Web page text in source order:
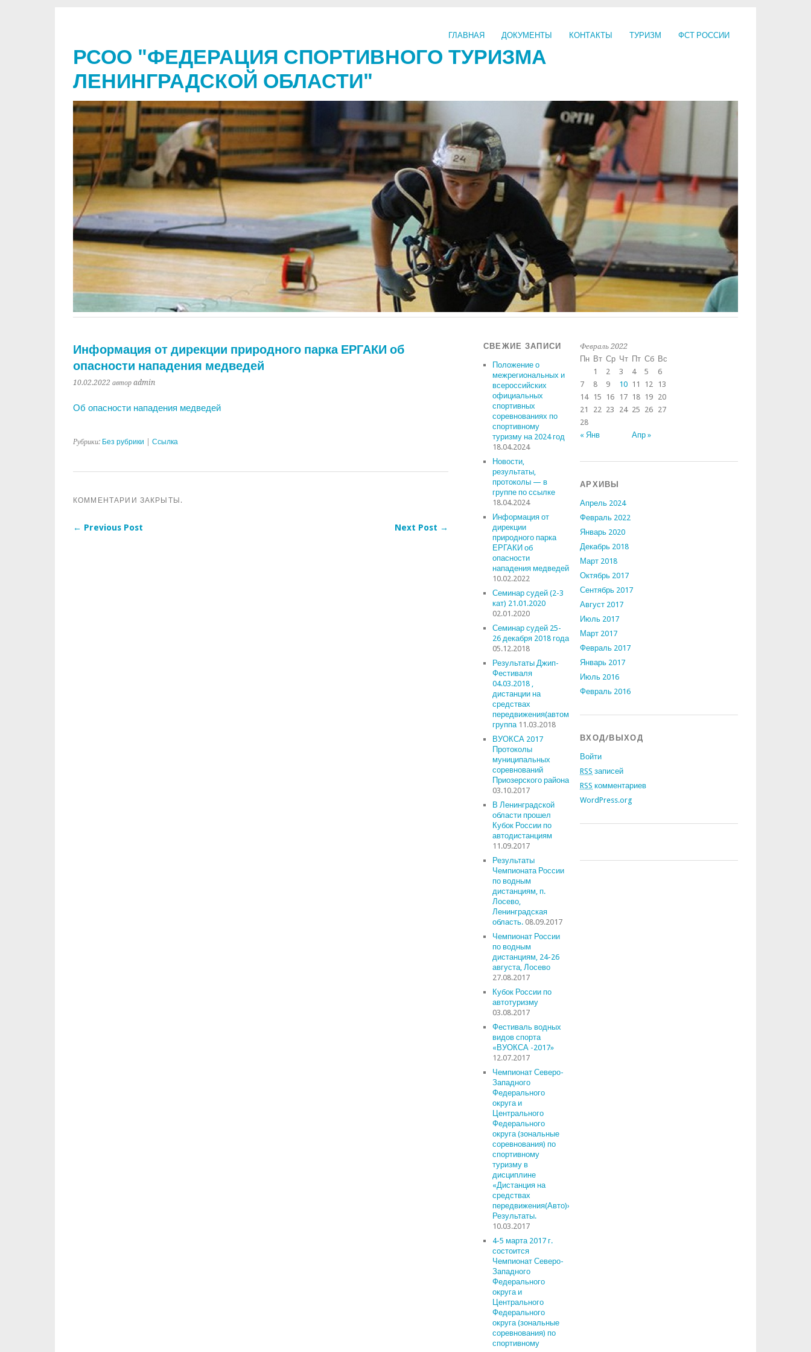
ГЛАВНАЯ ДОКУМЕНТЫ КОНТАКТЫ ТУРИЗМ ФСТ РОССИИ
РСОО "ФЕДЕРАЦИЯ СПОРТИВНОГО ТУРИЗМА
ЛЕНИНГРАДСКОЙ ОБЛАСТИ"
Информация от дирекции природного парка ЕРГАКИ об
опасности нападения медведей
10.02.2022 автор admin
Об опасности нападения медведей
Рубрики: Без рубрики Ссылка
КОММЕНТАРИИ ЗАКРЫТЫ.
← Previous Post Next Post →
СВЕЖИЕ ЗАПИСИ
Положение о
межрегиональных и
всероссийских
официальных
спортивных
соревнованиях по
спортивному
туризму на 2024 год
18.04.2024
Новости,
результаты,
протоколы — в
группе по ссылке
18.04.2024
Информация от
дирекции
природного парка
ЕРГАКИ об
опасности
нападения медведей
10.02.2022
Семинар судей (2-3
кат) 21.01.2020
02.01.2020
Семинар судей 25-
26 декабря 2018 года
05.12.2018
Результаты Джип-
Фестиваля
04.03.2018 ,
дистанции на
средствах
передвижения(автомото)-
группа 11.03.2018
ВУОКСА 2017
Протоколы
муниципальных
соревнований
Приозерского района
03.10.2017
В Ленинградской
области прошел
Кубок России по
автодистанциям
11.09.2017
Результаты
Чемпионата России
по водным
дистанциям, п.
Лосево,
Ленинградская
область. 08.09.2017
Чемпионат России
по водным
дистанциям, 24-26
августа, Лосево
27.08.2017
Кубок России по
автотуризму
03.08.2017
Фестиваль водных
видов спорта
«ВУОКСА -2017»
12.07.2017
Чемпионат Северо-
Западного
Федерального
округа и
Центрального
Федерального
округа (зональные
соревнования) по
спортивному
туризму в
дисциплине
«Дистанция на
средствах
передвижения(Авто)».
Результаты.
10.03.2017
4-5 марта 2017 г.
состоится
Чемпионат Северо-
Западного
Федерального
округа и
Центрального
Федерального
округа (зональные
соревнования) по
спортивному
Февраль 2022
Пн Вт Ср Чт Пт Сб Вс
« Янв Апр »
1 2 3 4 5
6
7
8 9 10 11 12
13
14
15 16 17 18 19 20
21
22 23 24 25 26 27
28
АРХИВЫ
Апрель 2024
Февраль 2022
Январь 2020
Декабрь 2018
Март 2018
Октябрь 2017
Сентябрь 2017
Август 2017
Июль 2017
Март 2017
Февраль 2017
Январь 2017
Июль 2016
Февраль 2016
ВХОД/ВЫХОД
Войти
RSS записей
RSS комментариев
WordPress.org